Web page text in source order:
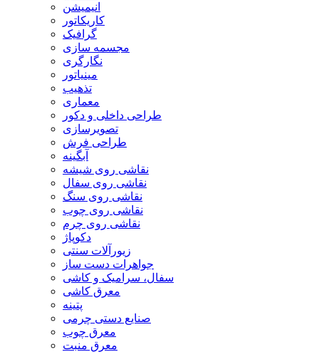
انیمیشن
کاریکاتور
گرافیک
مجسمه سازی
نگارگری
مینیاتور
تذهیب
معماری
طراحی داخلی و دکور
تصویرسازی
طراحی فرش
آبگینه
نقاشی روی شیشه
نقاشی روی سفال
نقاشی روی سنگ
نقاشی روی چوب
نقاشی روی چرم
دکوپاژ
زیورآلات سنتی
جواهرات دست ساز
سفال، سرامیک و کاشی
معرق کاشی
پتینه
صنایع دستی چرمی
معرق چوب
معرق منبت